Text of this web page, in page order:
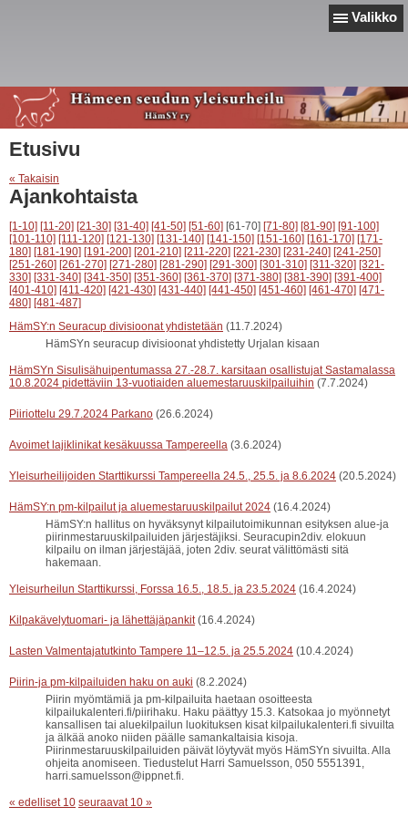
Valikko
Etusivu
« Takaisin
Ajankohtaista
[1-10] [11-20] [21-30] [31-40] [41-50] [51-60] [61-70] [71-80] [81-90] [91-100]
[101-110] [111-120] [121-130] [131-140] [141-150] [151-160] [161-170] [171-
180] [181-190] [191-200] [201-210] [211-220] [221-230] [231-240] [241-250]
[251-260] [261-270] [271-280] [281-290] [291-300] [301-310] [311-320] [321-
330] [331-340] [341-350] [351-360] [361-370] [371-380] [381-390] [391-400]
[401-410] [411-420] [421-430] [431-440] [441-450] [451-460] [461-470] [471-
480] [481-487]
HämSY:n Seuracup divisioonat yhdistetään (11.7.2024)
HämSYn seuracup divisioonat yhdistetty Urjalan kisaan
HämSYn Sisulisähuipentumassa 27.-28.7. karsitaan osallistujat Sastamalassa
10.8.2024 pidettäviin 13-vuotiaiden aluemestaruuskilpailuihin (7.7.2024)
Piiriottelu 29.7.2024 Parkano (26.6.2024)
Avoimet lajiklinikat kesäkuussa Tampereella (3.6.2024)
Yleisurheilijoiden Starttikurssi Tampereella 24.5., 25.5. ja 8.6.2024 (20.5.2024)
HämSY:n pm-kilpailut ja aluemestaruuskilpailut 2024 (16.4.2024)
HämSY:n hallitus on hyväksynyt kilpailutoimikunnan esityksen alue-ja
piirinmestaruuskilpailuiden järjestäjiksi. Seuracupin2div. elokuun
kilpailu on ilman järjestäjää, joten 2div. seurat välittömästi sitä
hakemaan.
Yleisurheilun Starttikurssi, Forssa 16.5., 18.5. ja 23.5.2024 (16.4.2024)
Kilpakävelytuomari- ja lähettäjäpankit (16.4.2024)
Lasten Valmentajatutkinto Tampere 11–12.5. ja 25.5.2024 (10.4.2024)
Piirin-ja pm-kilpailuiden haku on auki (8.2.2024)
Piirin myömtämiä ja pm-kilpailuita haetaan osoitteesta
kilpailukalenteri.fi/piirihaku. Haku päättyy 15.3. Katsokaa jo myönnetyt
kansallisen tai aluekilpailun luokituksen kisat kilpailukalenteri.fi sivuilta
ja älkää anoko niiden päälle samankaltaisia kisoja.
Piirinmestaruuskilpailuiden päivät löytyvät myös HämSYn sivuilta. Alla
ohjeita anomiseen. Tiedustelut Harri Samuelsson, 050 5551391,
harri.samuelsson@ippnet.fi.
« edelliset 10 seuraavat 10 »